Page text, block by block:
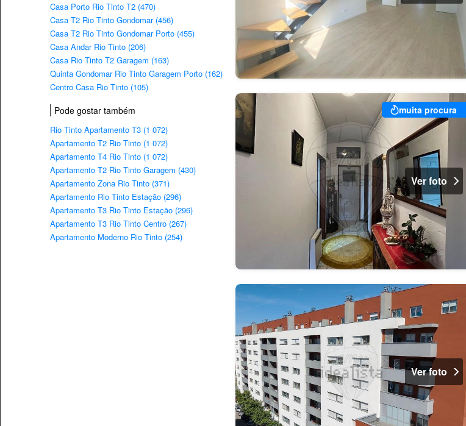
Casa Porto Rio Tinto T2 (470)
Casa T2 Rio Tinto Gondomar (456)
Casa T2 Rio Tinto Gondomar Porto (455)
Casa Andar Rio Tinto (206)
Casa Rio Tinto T2 Garagem (163)
Quinta Gondomar Rio Tinto Garagem Porto (162)
Centro Casa Rio Tinto (105)
Pode gostar também
Rio Tinto Apartamento T3 (1 072)
Apartamento T2 Rio Tinto (1 072)
Apartamento T4 Rio Tinto (1 072)
Apartamento T2 Rio Tinto Garagem (430)
Apartamento Zona Rio Tinto (371)
Apartamento Rio Tinto Estação (296)
Apartamento T3 Rio Tinto Estação (296)
Apartamento T3 Rio Tinto Centro (267)
Apartamento Moderno Rio Tinto (254)
muita procura
Ver foto
Ver foto